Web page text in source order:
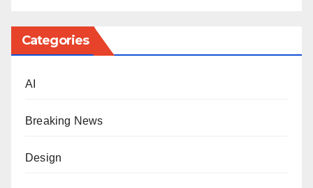
Categories
AI
Breaking News
Design